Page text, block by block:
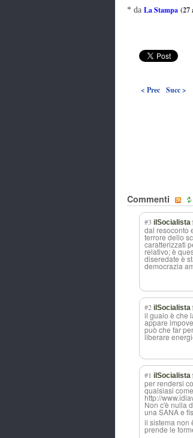
* da La Stampa (27
< Prec Succ >
Commenti
#3 ilSocialista
dal resoconto
terrore dello
caratterizzati
relativo; è
diseredate è
democrazia
#2 ilSocialista
il guaio è che
appare
può che far
liberare
#1 ilSocialista
per rendersi
qualsiasi
http://
Non c'è nulla
una SANA e
il sistema non
prende le